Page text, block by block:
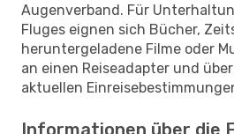
Augenverband. Für
Fluges eignen sich Bücher,
heruntergeladene Filme oder
an einen Reiseadapter und
aktuellen
Informationen über die